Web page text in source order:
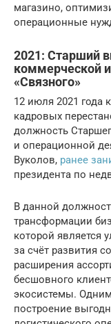
магазино,
операционные
2021: Старший
коммерческой
«Связного»
12 июля 2021 года
кадровых
должность
и операционной
Вуколов, ранее
президента по
В данной
трансформации
которой является
за счёт развития
расширения
бесшовного
экосистемы.
построение